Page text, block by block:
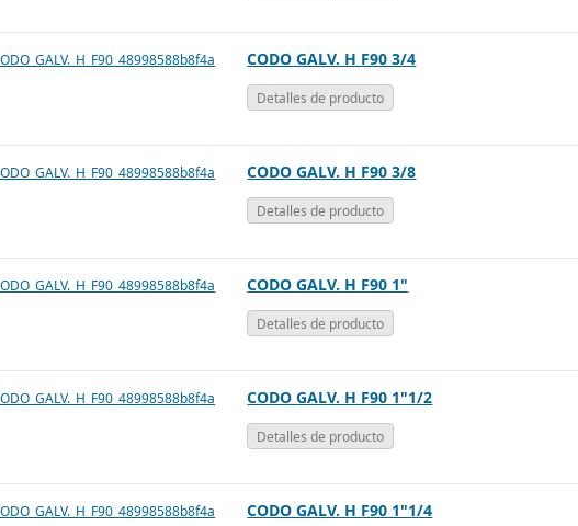
CODO GALV. H F90 3/4
Detalles de producto
CODO GALV. H F90 3/8
Detalles de producto
CODO GALV. H F90 1"
Detalles de producto
CODO GALV. H F90 1"1/2
Detalles de producto
CODO GALV. H F90 1"1/4